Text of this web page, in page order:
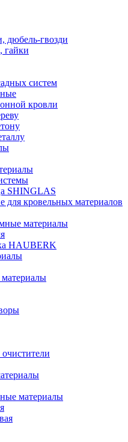
дюбель-гвозди
гайки
систем
кровли
SHINGLAS
кровельных материалов
материалы
HAUBERK
материалы